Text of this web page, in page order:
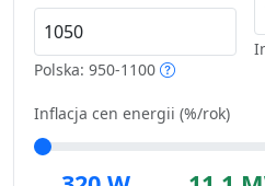
Polska: 950-1100
Inflacja cen energii (%/rok)